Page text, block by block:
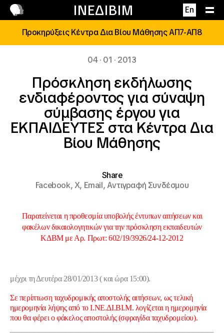
ΙΝΕΔΙΒΙΜ En
Επικοινωνία
Προκηρύξεις Κέντρα Δια Βίου Μάθησης ΑΠ7-ΑΠ8
04 · 01 · 2013
Πρόσκληση εκδήλωσης
ενδιαφέροντος για σύναψη
σύμβασης έργου για
ΕΚΠΑΙΔΕΥΤΕΣ στα Κέντρα Δια
Βίου Μάθησης
Share
Facebook,X, Email,Αντιγραφή Συνδέσμου
Παρατείνεται η προθεσμία υποβολήςέντυπωναιτήσεων και
φακέλων δικαιολογητικών για την πρόσκληση εκπαιδευτών
ΚΔΒΜ με Αρ. Πρωτ: 602/19/3926/24-12-2012
μέχρι τη Δευτέρα 28/01/2013 (και ώρα 15:00).
Σε περίπτωση ταχυδρομικής αποστολής αιτήσεων, ως τελική
ημερομηνία λήψης από το Ι.ΝΕ.ΔΙ.ΒΙ.Μ. λογίζεται η ημερομηνία
που θα φέρει ο φάκελος αποστολής (σφραγίδα ταχυδρομείου).